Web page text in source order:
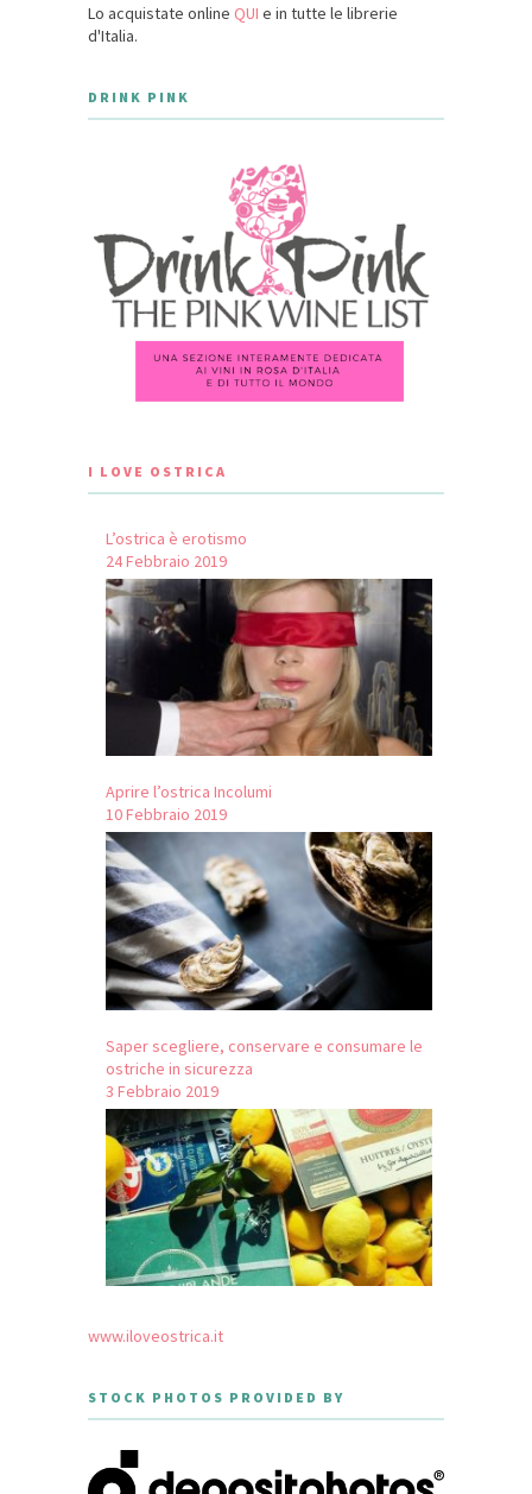
Lo acquistate online QUI e in tutte le librerie
d'Italia.
DRINK PINK
I LOVE OSTRICA
L’ostrica è erotismo
24 Febbraio 2019
Aprire l’ostrica Incolumi
10 Febbraio 2019
Saper scegliere, conservare e consumare le
ostriche in sicurezza
3 Febbraio 2019
www.iloveostrica.it
STOCK PHOTOS PROVIDED BY